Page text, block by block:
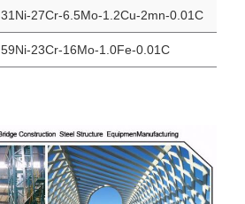
31Ni-27Cr-6.5Mo-1.2Cu-2mn-0.01C
59Ni-23Cr-16Mo-1.0Fe-0.01C